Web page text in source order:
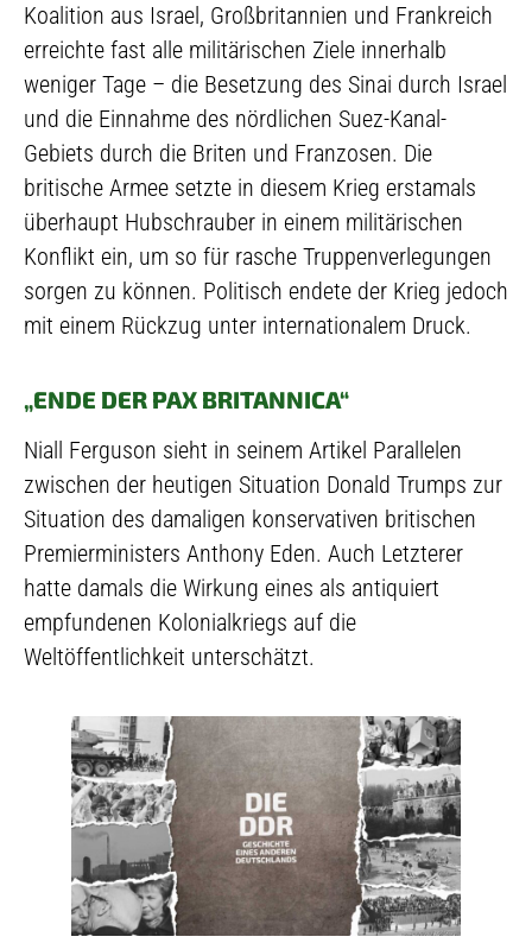
Koalition aus Israel, Großbritannien und Frankreich
erreichte fast alle militärischen Ziele innerhalb
weniger Tage – die Besetzung des Sinai durch Israel
und die Einnahme des nördlichen Suez-Kanal-
Gebiets durch die Briten und Franzosen. Die
britische Armee setzte in diesem Krieg erstamals
überhaupt Hubschrauber in einem militärischen
Konflikt ein, um so für rasche Truppenverlegungen
sorgen zu können. Politisch endete der Krieg jedoch
mit einem Rückzug unter internationalem Druck.
„ENDE DER PAX BRITANNICA“
Niall Ferguson sieht in seinem Artikel Parallelen
zwischen der heutigen Situation Donald Trumps zur
Situation des damaligen konservativen britischen
Premierministers Anthony Eden. Auch Letzterer
hatte damals die Wirkung eines als antiquiert
empfundenen Kolonialkriegs auf die
Weltöffentlichkeit unterschätzt.